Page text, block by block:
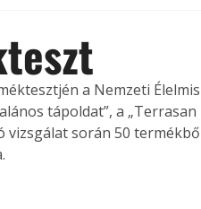
a Nemzeti
tápoldat”, a
vizsgálat során 50